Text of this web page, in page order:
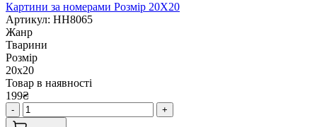
Картини за номерами Розмір 20Х20
Артикул: HH8065
Жанр
Тварини
Розмір
20х20
Товар в наявності
199₴
- +